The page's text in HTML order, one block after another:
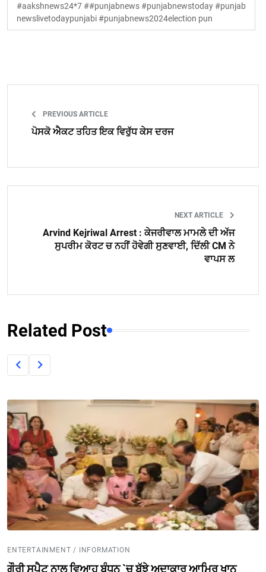
#aakshnews24*7 ##punjabnews #punjabnewstoday #punjab
newslivetodaypunjabi #punjabnews2024election pun
PREVIOUS ARTICLE
ਪੋਸਕੋ ਐਕਟ ਤਹਿਤ ਇਕ ਵਿਰੁੱਧ ਕੇਸ ਦਰਜ
NEXT ARTICLE
Arvind Kejriwal Arrest : ਕੇਜਰੀਵਾਲ ਮਾਮਲੇ ਦੀ ਅੱਜ
ਸੁਪਰੀਮ ਕੋਰਟ ਚ ਨਹੀਂ ਹੋਵੇਗੀ ਸੁਣਵਾਈ, ਦਿੱਲੀ CM ਨੇ
ਵਾਪਸ ਲ
Related Post
ENTERTAINMENT / INFORMATION
ਗੌਰੀ ਸਪੈ੍ਟ ਨਾਲ ਵਿਆਹ ਬੰਧਨ `ਚ ਬੱਝੇ ਅਦਾਕਾਰ ਆਮਿਰ ਖਾਨ